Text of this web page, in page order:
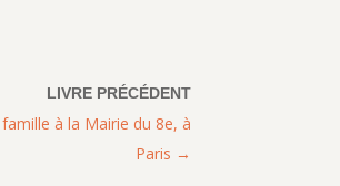
à la Mairie du 8e, à
Paris